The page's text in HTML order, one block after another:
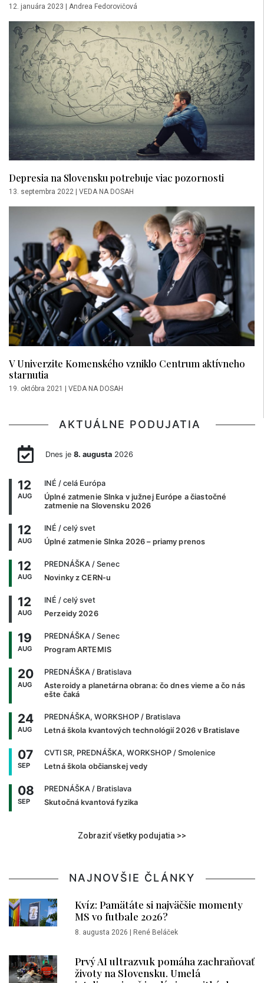
12. januára 2023 Andrea Fedorovičová
Depresia na Slovensku potrebuje viac pozornosti
13. septembra 2022 VEDA NA DOSAH
V Univerzite Komenského vzniklo Centrum aktívneho
starnutia
19. októbra 2021 | VEDA NA DOSAH
AKTUÁLNE PODUJATIA
Dnes je 8. augusta2026
12
AUG
INÉ / celá Európa
Úplné zatmenie Slnka v južnej Európe a čiastočné
zatmenie na Slovensku 2026
12
AUG
INÉ / celý svet
Úplné zatmenie Slnka 2026 – priamy prenos
12
AUG
PREDNÁŠKA / Senec
Novinky z CERN-u
12
AUG
INÉ / celý svet
Perzeidy 2026
19
AUG
PREDNÁŠKA / Senec
Program ARTEMIS
20
AUG
PREDNÁŠKA / Bratislava
Asteroidy a planetárna obrana: čo dnes vieme a čo nás
ešte čaká
24
AUG
PREDNÁŠKA, WORKSHOP / Bratislava
Letná škola kvantových technológií 2026 v Bratislave
07
SEP
CVTI SR, PREDNÁŠKA, WORKSHOP / Smolenice
Letná škola občianskej vedy
08
SEP
PREDNÁŠKA / Bratislava
Skutočná kvantová fyzika
Zobraziť všetky podujatia >>
NAJNOVŠIE ČLÁNKY
Kvíz: Pamätáte si najväčšie momenty
MS vo futbale 2026?
8. augusta 2026 René Beláček
Prvý AI ultrazvuk pomáha zachraňovať
životy na Slovensku. Umelá